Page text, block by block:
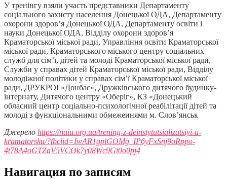
У тренінгу взяли участь представники Департаменту
соціального захисту населення Донецької ОДА, Департаменту
охорони здоров’я Донецької ОДА, Департаменту освіти і
науки Донецької ОДА, Відділу охорони здоров’я
Краматорської міської ради, Управління освіти Краматорської
міської ради, Краматорського міського центру соціальних
служб для сім’ї, дітей та молоді Краматорської міської ради,
Служби у справах дітей Краматорської міської ради, Відділу
молодіжної політики у справах сім’ї Краматорської міської
ради, ДРУКРОІ «Донбас», Дружківського дитячого будинку-
інтернату, Дитячого центру «Оберіг», КЗ «Донецький
обласний центр соціально-психологічної реабілітації дітей та
молоді з функціональними обмеженнями м. Слов’янськ
Джерело https://naiu.org.ua/trening-z-deinstytutsializatsiyi-u-
kramatorsku/?fbclid=IwAR1gplGOMg_IP6yFxSnj9oRppo-
4t78A4oGTZaV5VCOk7y08Wc9Gt0o0pj4
Навигация по записям